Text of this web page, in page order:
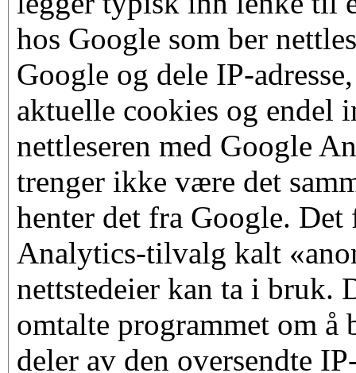
hos Google som ber
Google og dele IP-
aktuelle cookies og endel
nettleseren med Google
trenger ikke være det
henter det fra Google. Det
Analytics-tilvalg kalt
nettstedeier kan ta i bruk.
omtalte programmet om å
deler av den oversendte